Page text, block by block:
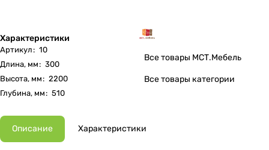
Характеристики
Артикул: 10
Длина, мм: 300
Высота, мм: 2200
Глубина, мм: 510
Все товары МСТ.Мебель
Все товары категории
Описание Характеристики